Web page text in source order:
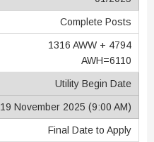
Complete Posts
1316 AWW + 4794
AWH=6110
Utility Begin Date
19 November 2025 (9:00 AM)
Final Date to Apply